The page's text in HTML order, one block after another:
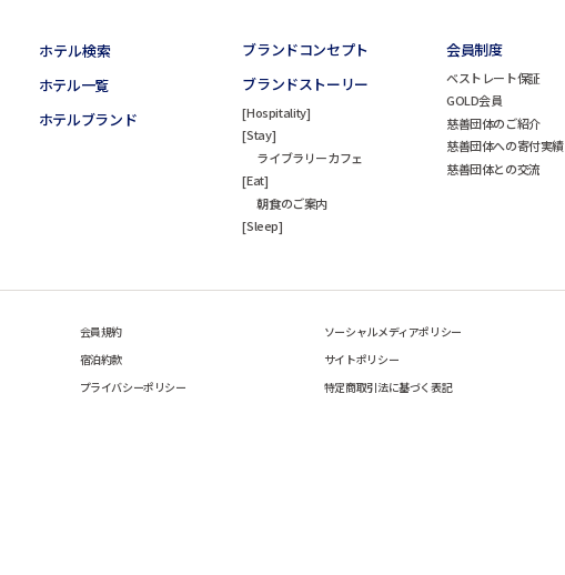
ホテル検索
ホテル一覧
ホテルブランド
ブランドコンセプト
ブランドストーリー
Hospitality
Stay
ライブラリーカフェ
Eat
朝食のご案内
Sleep
会員制度
ベストレート保証
GOLD会員
慈善団体のご紹介
慈善団体への寄付実績
慈善団体との交流
会員規約 ソーシャルメディアポリシー
宿泊約款 サイトポリシー
プライバシーポリシー 特定商取引法に基づく表記